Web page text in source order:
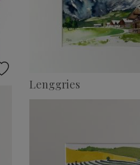
Lenggries